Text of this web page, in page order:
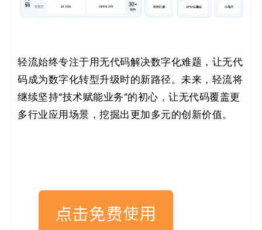
轻流始终专注于用无代码解决数字化难题，让无代
码成为数字化转型升级时的新路径。未来，轻流将
继续坚持“技术赋能业务”的初心，让无代码覆盖更
多行业应用场景，挖掘出更加多元的创新价值。